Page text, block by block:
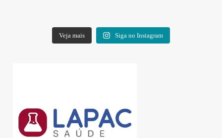
Veja mais Siga no Instagram